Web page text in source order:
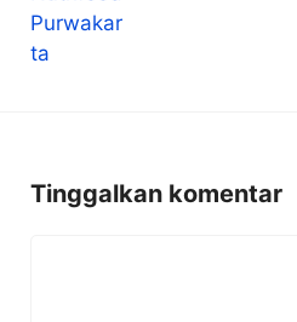
Tinggalkan komentar